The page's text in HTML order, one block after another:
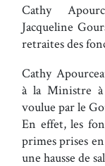
Cathy
Jacqueline
retraites des
Cathy
à la Ministre
voulue par le
En effet, les
primes prises
une hausse de